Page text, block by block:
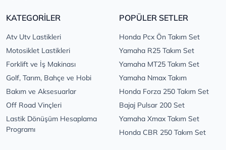
KATEGORİLER
Atv Utv Lastikleri
Motosiklet Lastikleri
Forklift ve İş Makinası
Golf, Tarım, Bahçe ve Hobi
Bakım ve Aksesuarlar
Off Road Vinçleri
Lastik Dönüşüm Hesaplama
Programı
POPÜLER SETLER
Honda Pcx Ön Takım Set
Yamaha R25 Takım Set
Yamaha MT25 Takım Set
Yamaha Nmax Takım
Honda Forza 250 Takım Set
Bajaj Pulsar 200 Set
Yamaha Xmax Takım Set
Honda CBR 250 Takım Set